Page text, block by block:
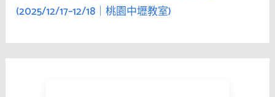
暴
攻
(2025/12/17–12/18｜桃園中壢教室)